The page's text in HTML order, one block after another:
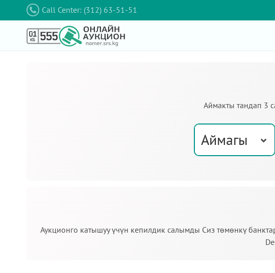
Call Center: (312) 63-51-51
Аймакты тандап 3
Аймагы
Аукционго катышуу үчүн кепилдик салымды Сиз төмөнкү